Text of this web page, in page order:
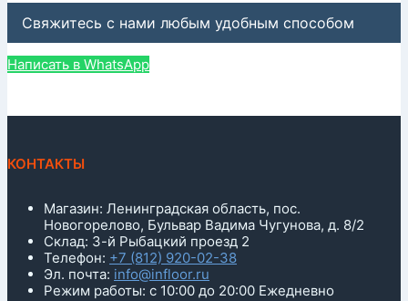
Свяжитесь с нами любым удобным способом
Написать в WhatsApp
КОНТАКТЫ
Магазин: Ленинградская область, пос.
Новогорелово, Бульвар Вадима Чугунова, д. 8/2
Склад: 3-й Рыбацкий проезд 2
Телефон: +7 (812) 920-02-38
Эл. почта: info@infloor.ru
Режим работы: с 10:00 до 20:00 Ежедневно